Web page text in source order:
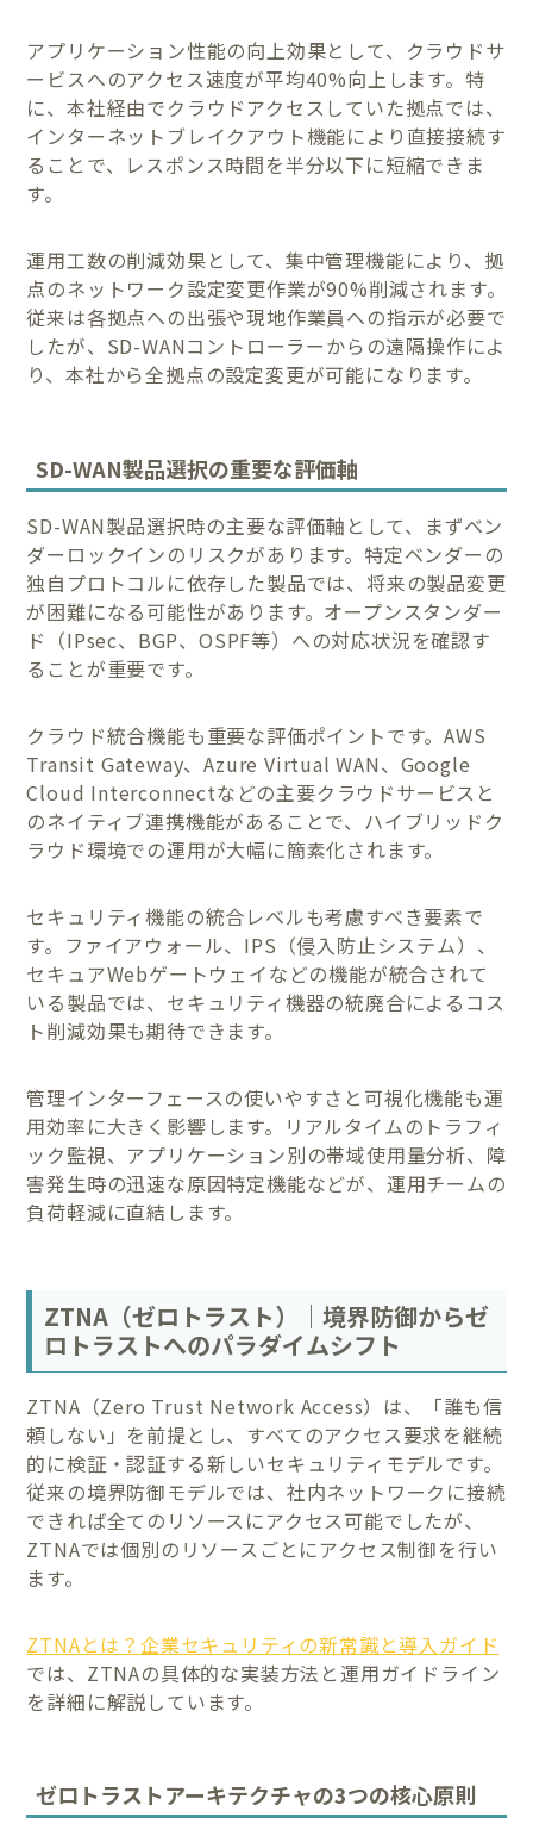
アプリケーション性能の向上効果として、クラウドサ
ービスへのアクセス速度が平均40%向上します。特
に、本社経由でクラウドアクセスしていた拠点では、
インターネットブレイクアウト機能により直接接続す
ることで、レスポンス時間を半分以下に短縮できま
す。
運用工数の削減効果として、集中管理機能により、拠
点のネットワーク設定変更作業が90%削減されます。
従来は各拠点への出張や現地作業員への指示が必要で
したが、SD-WANコントローラーからの遠隔操作によ
り、本社から全拠点の設定変更が可能になります。
SD-WAN製品選択の重要な評価軸
SD-WAN製品選択時の主要な評価軸として、まずベン
ダーロックインのリスクがあります。特定ベンダーの
独自プロトコルに依存した製品では、将来の製品変更
が困難になる可能性があります。オープンスタンダー
ド（IPsec、BGP、OSPF等）への対応状況を確認す
ることが重要です。
クラウド統合機能も重要な評価ポイントです。AWS
Transit Gateway、Azure Virtual WAN、Google
Cloud Interconnectなどの主要クラウドサービスと
のネイティブ連携機能があることで、ハイブリッドク
ラウド環境での運用が大幅に簡素化されます。
セキュリティ機能の統合レベルも考慮すべき要素で
す。ファイアウォール、IPS（侵入防止システム）、
セキュアWebゲートウェイなどの機能が統合されて
いる製品では、セキュリティ機器の統廃合によるコス
ト削減効果も期待できます。
管理インターフェースの使いやすさと可視化機能も運
用効率に大きく影響します。リアルタイムのトラフィ
ック監視、アプリケーション別の帯域使用量分析、障
害発生時の迅速な原因特定機能などが、運用チームの
負荷軽減に直結します。
ZTNA（ゼロトラスト）｜境界防御からゼ
ロトラストへのパラダイムシフト
ZTNA（Zero Trust Network Access）は、「誰も信
頼しない」を前提とし、すべてのアクセス要求を継続
的に検証・認証する新しいセキュリティモデルです。
従来の境界防御モデルでは、社内ネットワークに接続
できれば全てのリソースにアクセス可能でしたが、
ZTNAでは個別のリソースごとにアクセス制御を行い
ます。
ZTNAとは？企業セキュリティの新常識と導入ガイド
では、ZTNAの具体的な実装方法と運用ガイドライン
を詳細に解説しています。
ゼロトラストアーキテクチャの3つの核心原則